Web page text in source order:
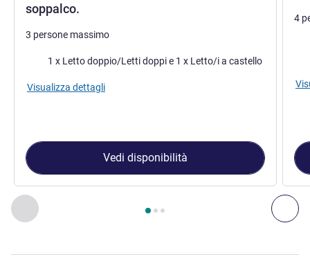
Precedente - Camera
Pagina , Camera 1 : Camera Triple con letto grande e
soppalco.
3 persone massimo
Biancheria da letto 1 x Letto doppio/Letti doppi e 1 x Letto/i a castello
Visualizza dettagli
Vedi disponibilità
4